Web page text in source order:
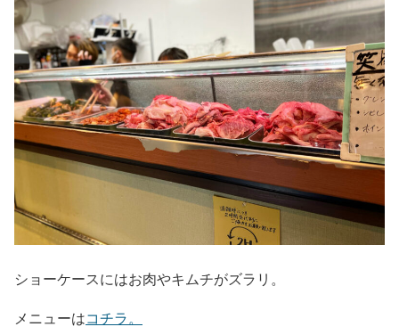
ショーケースにはお肉やキムチがズラリ。
メニューはコチラ。